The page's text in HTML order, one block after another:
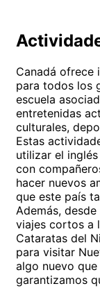
Canadá ofrece
para todos los
escuela
entretenidas
culturales,
Estas
utilizar el
con
hacer nuevos
que este país
Además,
viajes cortos a
Cataratas del
para visitar
algo nuevo
garantizamos